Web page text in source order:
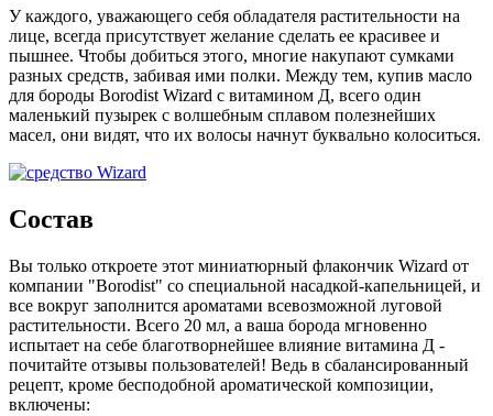
У каждого, уважающего себя обладателя растительности на
лице, всегда присутствует желание сделать ее красивее и
пышнее. Чтобы добиться этого, многие накупают сумками
разных средств, забивая ими полки. Между тем, купив масло
для бороды Borodist Wizard с витамином Д, всего один
маленький пузырек с волшебным сплавом полезнейших
масел, они видят, что их волосы начнут буквально колоситься.
Состав
Вы только откроете этот миниатюрный флакончик Wizard от
компании "Borodist" со специальной насадкой-капельницей, и
все вокруг заполнится ароматами всевозможной луговой
растительности. Всего 20 мл, а ваша борода мгновенно
испытает на себе благотворнейшее влияние витамина Д -
почитайте отзывы пользователей! Ведь в сбалансированный
рецепт, кроме бесподобной ароматической композиции,
включены: